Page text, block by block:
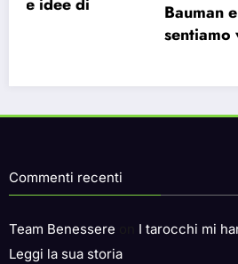
Bauman e la modernità
sentiamo vuoti nonostante
Commenti recenti
Team Benessere
I tarocchi mi
Leggi la sua storia